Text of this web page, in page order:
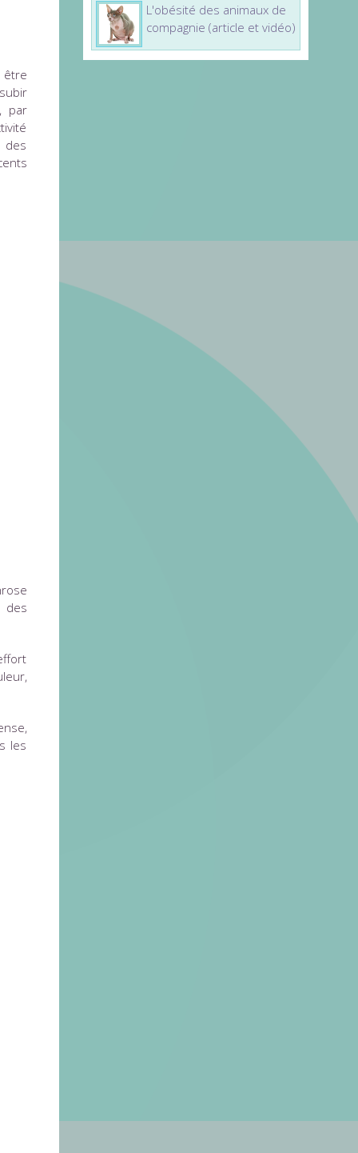
être
par
des
des
les
L'obésité des animaux de
compagnie (article et vidéo)